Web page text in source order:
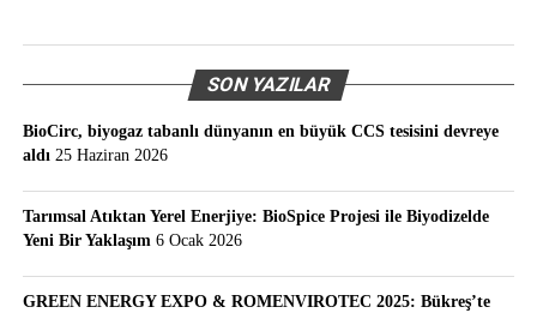
SON YAZILAR
BioCirc, biyogaz tabanlı dünyanın en büyük CCS tesisini devreye
aldı 25 Haziran 2026
Tarımsal Atıktan Yerel Enerjiye: BioSpice Projesi ile Biyodizelde
Yeni Bir Yaklaşım 6 Ocak 2026
GREEN ENERGY EXPO & ROMENVIROTEC 2025: Bükreş’te